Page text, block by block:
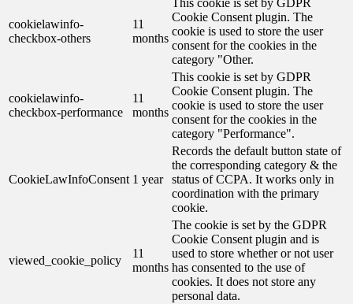
cookielawinfo-
checkbox-others
11
months
This cookie is set by GDPR
Cookie Consent plugin. The
cookie is used to store the user
consent for the cookies in the
category "Other.
cookielawinfo-
checkbox-performance
11
months
This cookie is set by GDPR
Cookie Consent plugin. The
cookie is used to store the user
consent for the cookies in the
category "Performance".
CookieLawInfoConsent 1 year
Records the default button state of
the corresponding category & the
status of CCPA. It works only in
coordination with the primary
cookie.
viewed_cookie_policy
11
months
The cookie is set by the GDPR
Cookie Consent plugin and is
used to store whether or not user
has consented to the use of
cookies. It does not store any
personal data.